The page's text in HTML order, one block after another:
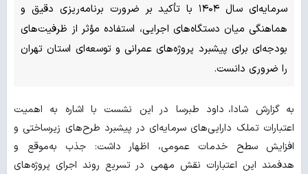
سرمایه‌ای سال ۱۴۰۴ با تأکید بر ضرورت برنامه‌ریزی دقیق و
هماهنگی میان دستگاه‌های اجرایی، استفاده مؤثر از ظرفیت‌های
بودجه‌ای برای پیشبرد پروژه‌های عمرانی و توسعه‌ای استان تهران
را ضروری دانست.
به گزارش شادا، داود طبرسا در این نشست با اشاره به اهمیت
اعتبارات تملک دارایی‌های سرمایه‌ای در پیشبرد طرح‌های زیرساختی و
افزایش سطح خدمات عمومی، اظهار داشت: جذب به‌موقع و
هدفمند این اعتبارات نقش مهمی در تسریع روند اجرای پروژه‌های